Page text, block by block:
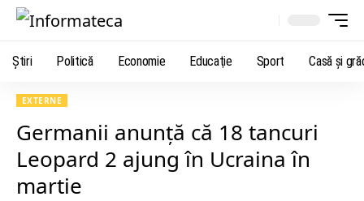
Știri Politică Economie Educaţie Sport Casă şi
EXTERNE
Germanii anunță că 18 tancuri
Leopard 2 ajung în Ucraina în
martie